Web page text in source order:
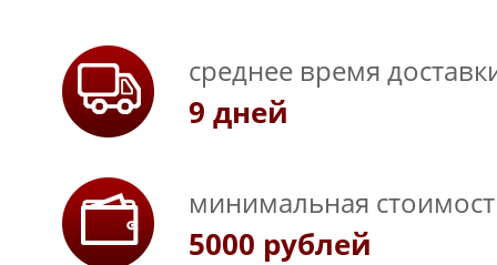
среднее время
9 дней
минимальная
5000 рублей